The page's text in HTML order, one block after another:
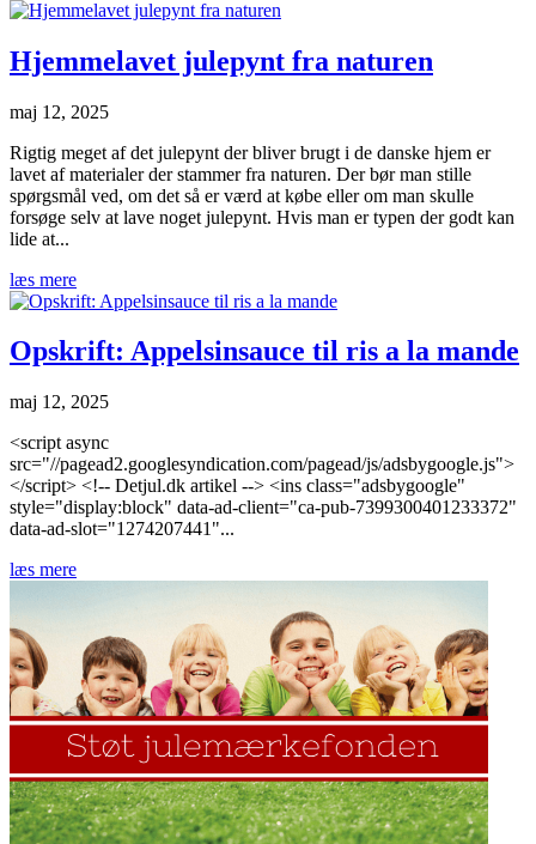
Hjemmelavet julepynt fra naturen
maj 12, 2025
Rigtig meget af det julepynt der bliver brugt i de danske hjem er
lavet af materialer der stammer fra naturen. Der bør man stille
spørgsmål ved, om det så er værd at købe eller om man skulle
forsøge selv at lave noget julepynt. Hvis man er typen der godt kan
lide at...
læs mere
Opskrift: Appelsinsauce til ris a la mande
maj 12, 2025
<script async
src="//pagead2.googlesyndication.com/pagead/js/adsbygoogle.js">
</script> <!-- Detjul.dk artikel --> <ins class="adsbygoogle"
style="display:block" data-ad-client="ca-pub-7399300401233372"
data-ad-slot="1274207441"...
læs mere